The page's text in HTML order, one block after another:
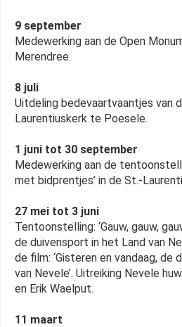
9 september
Medewerking aan de Open
Merendree.
8 juli
Uitdeling bedevaartvaantjes van
Laurentiuskerk te Poesele.
1 juni tot 30 september
Medewerking aan de
met bidprentjes’ in de St.-
27 mei tot 3 juni
Tentoonstelling: ‘Gauw, gauw,
de duivensport in het Land van
de film: ‘Gisteren en vandaag, de
van Nevele’. Uitreiking Nevele
en Erik Waelput.
11 maart